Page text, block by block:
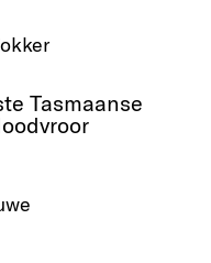
Tasmaanse